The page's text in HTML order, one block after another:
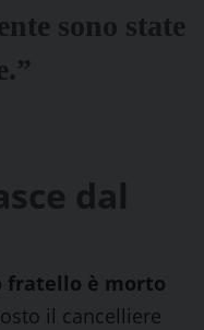
sono state
dal
fratello è morto
il cancelliere